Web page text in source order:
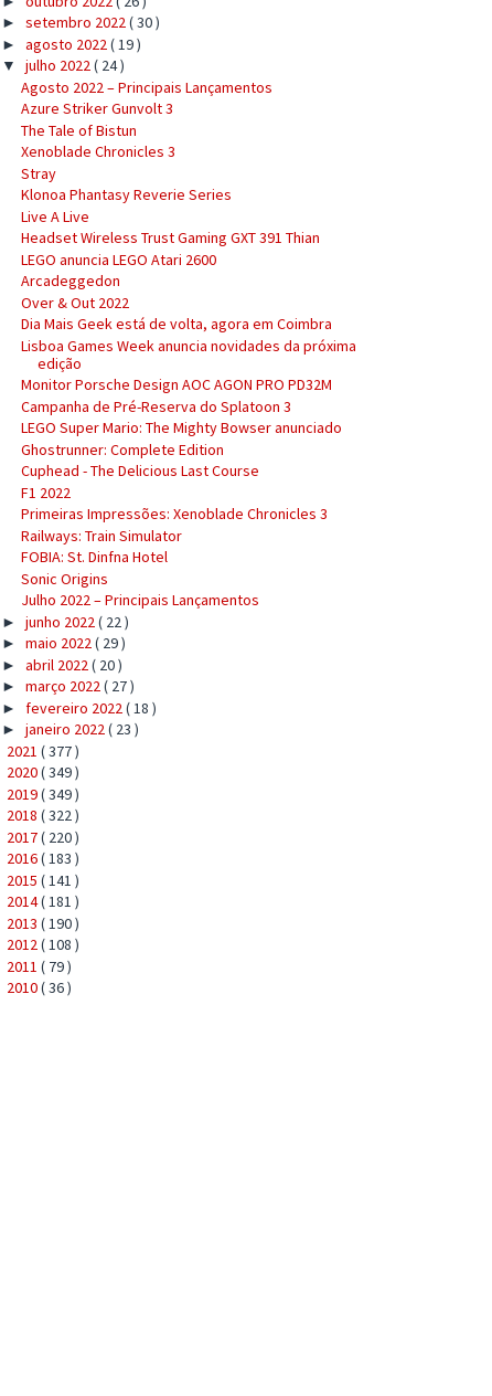
► setembro 2022( 30 )
► agosto 2022 ( 19 )
▼ julho 2022( 24 )
Agosto 2022 – Principais Lançamentos
Azure Striker Gunvolt 3
The Tale of Bistun
Xenoblade Chronicles 3
Stray
Klonoa Phantasy Reverie Series
Live A Live
Headset Wireless Trust Gaming GXT 391 Thian
LEGO anuncia LEGO Atari 2600
Arcadeggedon
Over & Out 2022
Dia Mais Geek está de volta, agora em Coimbra
Lisboa Games Week anuncia novidades da próxima
edição
Monitor Porsche Design AOC AGON PRO PD32M
Campanha de Pré-Reserva do Splatoon 3
LEGO Super Mario: The Mighty Bowser anunciado
Ghostrunner: Complete Edition
Cuphead - The Delicious Last Course
F1 2022
Primeiras Impressões: Xenoblade Chronicles 3
Railways: Train Simulator
FOBIA: St. Dinfna Hotel
Sonic Origins
Julho 2022 – Principais Lançamentos
► junho 2022 ( 22 )
► maio 2022( 29 )
► abril 2022 ( 20 )
► março 2022( 27 )
► fevereiro 2022 ( 18 )
► janeiro 2022( 23 )
2021 ( 377 )
2020( 349 )
2019( 349 )
2018 ( 322 )
2017( 220 )
2016( 183 )
2015 ( 141 )
2014( 181 )
2013 ( 190 )
2012( 108 )
2011 ( 79 )
2010( 36 )